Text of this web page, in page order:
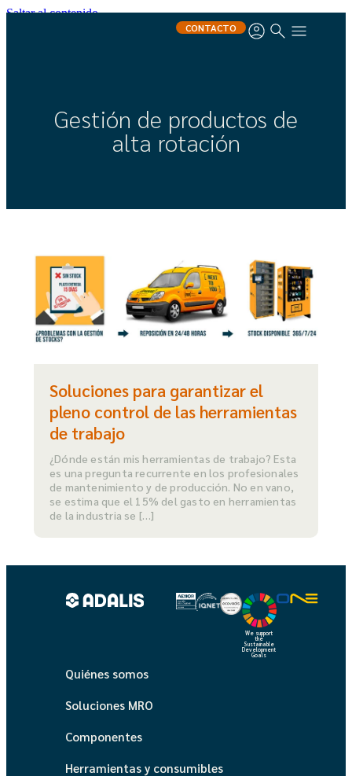
Saltar al contenido
CONTACTO
Gestión de productos de
alta rotación
Soluciones para garantizar el
pleno control de las herramientas
de trabajo
¿Dónde están mis herramientas de trabajo? Esta
es una pregunta recurrente en los profesionales
de mantenimiento y de producción. No en vano,
se estima que el 15% del gasto en herramientas
de la industria se […]
We support
the
Sustainable
Development
Goals
Quiénes somos
Soluciones MRO
Componentes
Herramientas y consumibles